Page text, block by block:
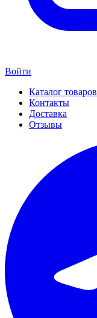
Войти
Каталог товаров
Контакты
Доставка
Отзывы